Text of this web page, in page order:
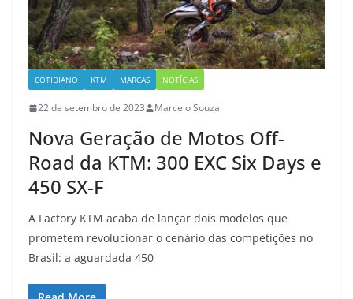
COTIDIANO KTM MARCAS NOTÍCIAS
22 de setembro de 2023 Marcelo Souza
Nova Geração de Motos Off-
Road da KTM: 300 EXC Six Days e
450 SX-F
A Factory KTM acaba de lançar dois modelos que
prometem revolucionar o cenário das competições no
Brasil: a aguardada 450